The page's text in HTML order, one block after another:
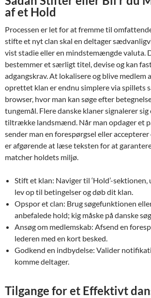
af et Hold
Processen er let for at fremme til
stifte et nyt clan skal en deltager
vist stadie eller en mindstemængde valuta.
bestemmer et særligt titel, devise og kan
adgangskrav. At lokalisere og blive medlem
oprettet klan er endnu simplere via spillets
browser, hvor man kan søge efter
tungemål. Flere danske klaner signalerer
tiltrække landsmænd. Når man opdager et
sender man en forespørgsel eller
er afgørende at læse teksten for at
matcher holdets miljø.
Stift et klan: Naviger til ‘Hold’-sektionen,
lev op til betingelser og døb dit klan.
Opspor et clan: Brug søgefunktionen
anbefalede hold; kig måske på danske
Ansøg om medlemskab: Afsend en
lederen med en kort besked.
Godkend en indbydelse: Valider
komme deltager.
Tilgange for et Effektivt